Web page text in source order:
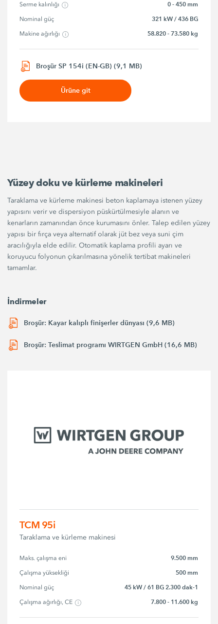
Serme kalınlığı 0 - 450 mm
Nominal güç 321 kW / 436 BG
Makine ağırlığı 58.820 - 73.580 kg
Broşür SP 154i (EN-GB) (9,1 MB)
Ürüne git
Yüzey doku ve kürleme makineleri
Taraklama ve kürleme makinesi beton kaplamaya istenen yüzey
yapısını verir ve dispersiyon püskürtülmesiyle alanın ve
kenarların zamanından önce kurumasını önler. Talep edilen yüzey
yapısı bir fırça veya alternatif olarak jüt bez veya suni çim
aracılığıyla elde edilir. Otomatik kaplama profili ayarı ve
koruyucu folyonun çıkarılmasına yönelik tertibat makineleri
tamamlar.
İndirmeler
Broşür: Kayar kalıplı finişerler dünyası (9,6 MB)
Broşür: Teslimat programı WIRTGEN GmbH (16,6 MB)
TCM 95i
Taraklama ve kürleme makinesi
Maks. çalışma eni 9.500 mm
Çalışma yüksekliği 500 mm
Nominal güç 45 kW / 61 BG 2.300 dak-1
Çalışma ağırlığı, CE 7.800 - 11.600 kg